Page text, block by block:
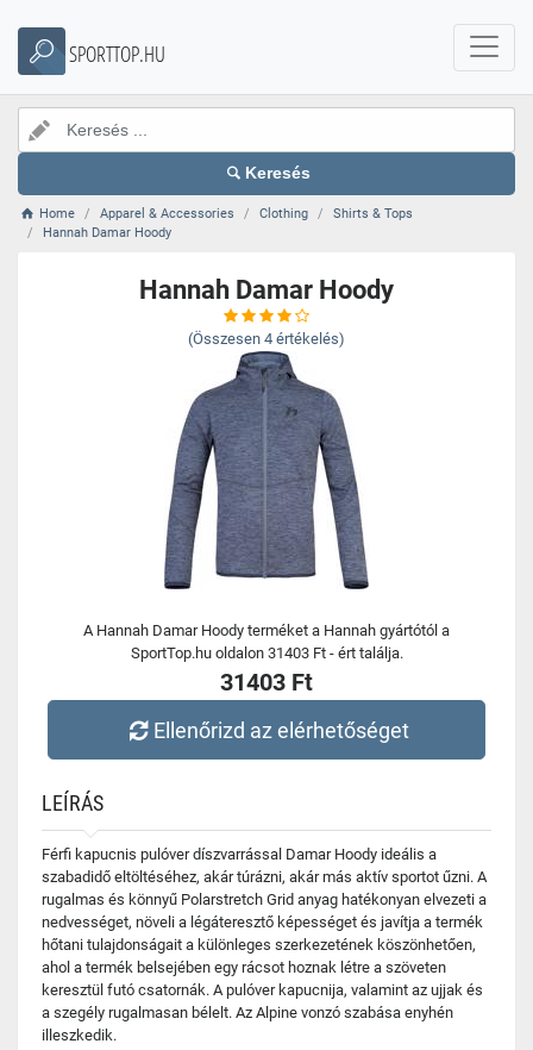
SPORTTOP.HU
Keresés
Home Apparel & Accessories Clothing
Shirts & Tops
Hannah Damar Hoody
Hannah Damar Hoody
(Összesen 4 értékelés)
A Hannah Damar Hoody terméket a Hannah gyártótól a
SportTop.hu oldalon 31403 Ft - ért találja.
31403 Ft
Ellenőrizd az elérhetőséget
LEÍRÁS
Férfi kapucnis pulóver díszvarrással Damar Hoody ideális a
szabadidő eltöltéséhez, akár túrázni, akár más aktív sportot űzni. A
rugalmas és könnyű Polarstretch Grid anyag hatékonyan elvezeti a
nedvességet, növeli a légáteresztő képességet és javítja a termék
hőtani tulajdonságait a különleges szerkezetének köszönhetően,
ahol a termék belsejében egy rácsot hoznak létre a szöveten
keresztül futó csatornák. A pulóver kapucnija, valamint az ujjak és
a szegély rugalmasan bélelt. Az Alpine vonzó szabása enyhén
illeszkedik.